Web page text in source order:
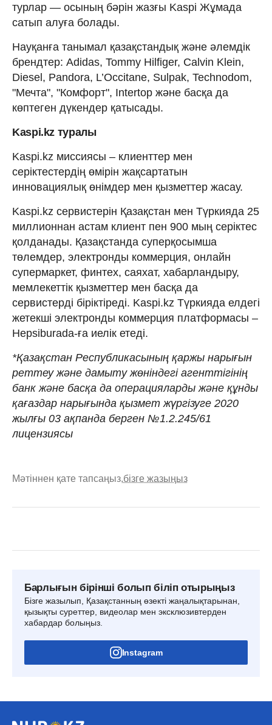
турлар — осының бәрін жазғы Kaspi Жұмада
сатып алуға болады.
Науқанға танымал қазақстандық және әлемдік
брендтер: Adidas, Tommy Hilfiger, Calvin Klein,
Diesel, Pandora, L’Occitane, Sulpak, Technodom,
"Мечта", "Комфорт", Intertop және басқа да
көптеген дүкендер қатысады.
Kaspi.kz туралы
Kaspi.kz миссиясы – клиенттер мен
серіктестердің өмірін жақсартатын
инновациялық өнімдер мен қызметтер жасау.
Kaspi.kz сервистерін Қазақстан мен Түркияда 25
миллионнан астам клиент пен 900 мың серіктес
қолданады. Қазақстанда суперқосымша
төлемдер, электронды коммерция, онлайн
супермаркет, финтех, саяхат, хабарландыру,
мемлекеттік қызметтер мен басқа да
сервистерді біріктіреді. Kaspi.kz Түркияда елдегі
жетекші электронды коммерция платформасы –
Hepsiburada-ға иелік етеді.
*Қазақстан Республикасының қаржы нарығын
реттеу және дамыту жөніндегі агенттігінің
банк және басқа да операцияларды және құнды
қағаздар нарығында қызмет жүргізуге 2020
жылғы 03 ақпанда берген №1.2.245/61
лицензиясы
Мәтіннен қате тапсаңыз,бізге жазыңыз
Барлығын бірінші болып біліп отырыңыз
Бізге жазылып, Қазақстанның өзекті жаңалықтарынан,
қызықты суреттер, видеолар мен эксклюзивтерден
хабардар болыңыз.
Instagram